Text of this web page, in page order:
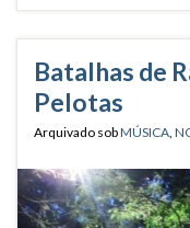
Batalhas de
Pelotas
Arquivado sobMÚSICA,